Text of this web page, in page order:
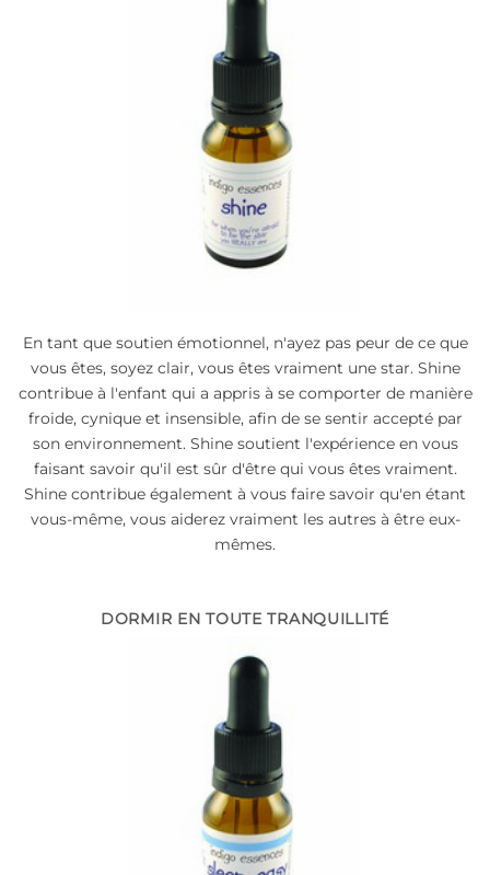
En tant que soutien émotionnel, n'ayez pas peur de ce que
vous êtes, soyez clair, vous êtes vraiment une star. Shine
contribue à l'enfant qui a appris à se comporter de manière
froide, cynique et insensible, afin de se sentir accepté par
son environnement. Shine soutient l'expérience en vous
faisant savoir qu'il est sûr d'être qui vous êtes vraiment.
Shine contribue également à vous faire savoir qu'en étant
vous-même, vous aiderez vraiment les autres à être eux-
mêmes.
DORMIR EN TOUTE TRANQUILLITÉ